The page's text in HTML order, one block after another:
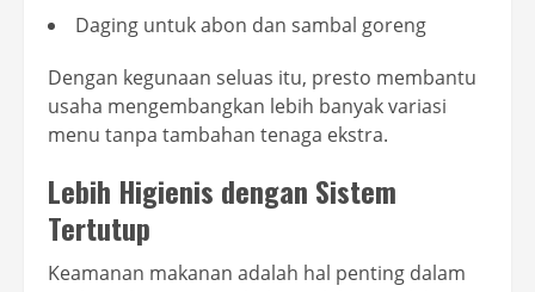
Daging untuk abon dan sambal goreng
Dengan kegunaan seluas itu, presto membantu
usaha mengembangkan lebih banyak variasi
menu tanpa tambahan tenaga ekstra.
Lebih Higienis dengan Sistem
Tertutup
Keamanan makanan adalah hal penting dalam